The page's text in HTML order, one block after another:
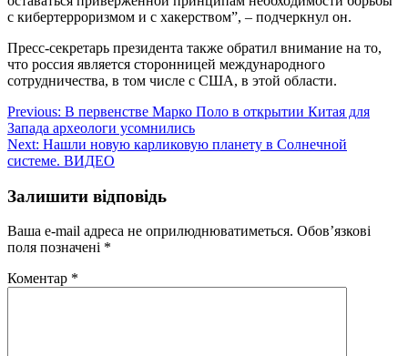
с кибертерроризмом и с хакерством”, – подчеркнул он.
Пресс-секретарь президента также обратил внимание на то,
что россия является сторонницей международного
сотрудничества, в том числе с США, в этой области.
Навігація
записів
Previous: В первенстве Марко Поло в открытии Китая для
Запада археологи усомнились
Next: Нашли новую карликовую планету в Солнечной
системе. ВИДЕО
Залишити відповідь
Ваша e-mail адреса не оприлюднюватиметься. Обов’язкові
поля позначені *
Коментар *